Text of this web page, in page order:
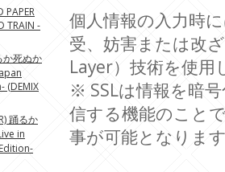
個人情報の入力時
受、妨害または改
Layer）技術を使用
※ SSLは情報を暗
信する機能のこと
事が可能となりま
PAPER
TRAIN -
か死ぬか
(DEMIX
踊るか
in